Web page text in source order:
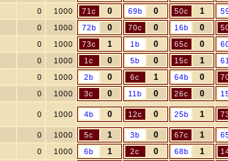
0 1000 71c 0 69b 0 50c 1
0 1000 72b 0 70c 0 16b 0
0 1000 73c 1 1b 0 65c 0
0 1000 1c 0 5b 0 15c 1
0 1000 2b 0 6c 1 64b 0
0 1000 3c 0 11b 0 26c 0
0 1000 4b 0 12c 0 25b 1
0 1000 5c 1 3b 0 67c 1
0 1000 6b 1 2c 0 68b 1